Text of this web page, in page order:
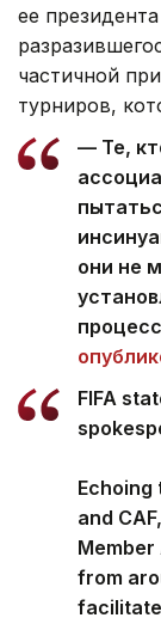
ее
частичной
турниров,
— Те,
они не
FIFA
Echoing
and
from